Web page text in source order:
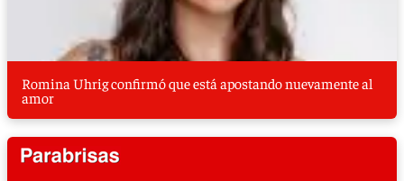
Romina Uhrig confirmó que está apostando nuevamente al
amor